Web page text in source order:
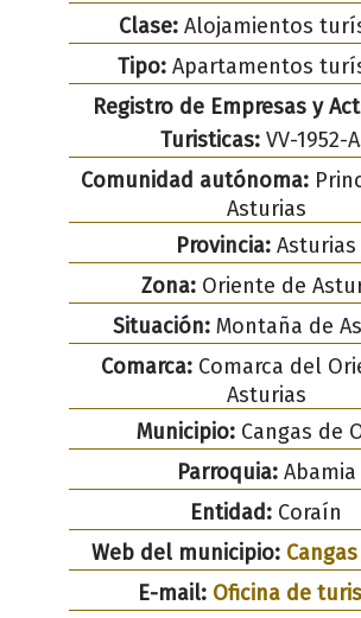
Clase:Alojamientos
Tipo: Apartamentos
Registro de Empresas y
Turisticas: VV-1952-
Comunidad autónoma:
Asturias
Provincia: Asturias
Zona:Oriente de
Situación: Montaña de
Comarca:Comarca del
Asturias
Municipio: Cangas de
Parroquia:Abamia
Entidad: Coraín
Web del municipio:
E-mail: Oficina de